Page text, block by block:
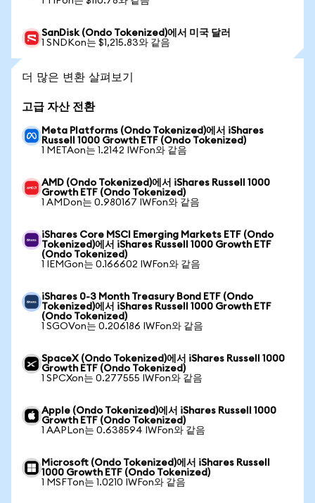
SanDisk (Ondo Tokenized)에서 미국 달러
1 SNDKon는 $1,215.83와 같음
더 많은 변환 살펴보기
고급 자산 전환
Meta Platforms (Ondo Tokenized)에서 iShares
Russell 1000 Growth ETF (Ondo Tokenized)
1 METAon는 1.2142 IWFon와 같음
AMD (Ondo Tokenized)에서 iShares Russell 1000
Growth ETF (Ondo Tokenized)
1 AMDon는 0.980167 IWFon와 같음
iShares Core MSCI Emerging Markets ETF (Ondo
Tokenized)에서 iShares Russell 1000 Growth ETF
(Ondo Tokenized)
1 IEMGon는 0.166602 IWFon와 같음
iShares 0-3 Month Treasury Bond ETF (Ondo
Tokenized)에서 iShares Russell 1000 Growth ETF
(Ondo Tokenized)
1 SGOVon는 0.206186 IWFon와 같음
SpaceX (Ondo Tokenized)에서 iShares Russell 1000
Growth ETF (Ondo Tokenized)
1 SPCXon는 0.277555 IWFon와 같음
Apple (Ondo Tokenized)에서 iShares Russell 1000
Growth ETF (Ondo Tokenized)
1 AAPLon는 0.638594 IWFon와 같음
Microsoft (Ondo Tokenized)에서 iShares Russell
1000 Growth ETF (Ondo Tokenized)
1 MSFTon는 1.0210 IWFon와 같음